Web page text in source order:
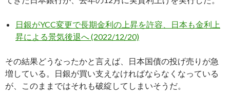
日銀がYCC変更で長期金利の上昇を許容、日本も金利上
昇による景気後退へ (2022/12/20)
その結果どうなったかと言えば、日本国債の投げ売りが急
増している。日銀が買い支えなければならなくなっている
が、このままではそれも破綻してしまいそうだ。